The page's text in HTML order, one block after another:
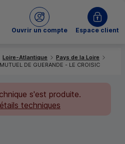
sur le site
Ouvrir un compte
du Crédit MutuelEspace client
Loire-Atlantique
Pays de la Loire
DE GUERANDE - LE CROISIC
s'est produite.
techniques